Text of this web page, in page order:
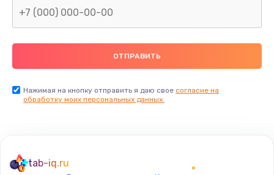
Заказать
Замена разъема зарядки (питания)
от 390 руб.
Нажимая на кнопку отправить я даю свое согласие на
обработку моих персональных данных.
tab-iq.ru